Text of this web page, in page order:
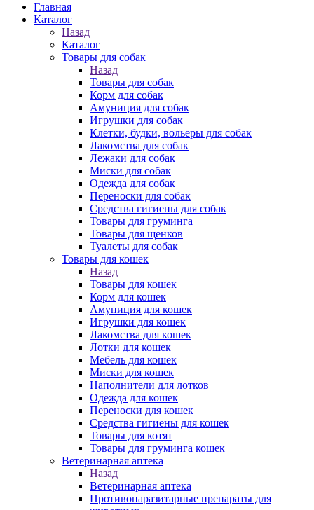
Главная
Каталог
Назад
Каталог
Товары для собак
Назад
Товары для собак
Корм для собак
Амуниция для собак
Игрушки для собак
Клетки, будки, вольеры для собак
Лакомства для собак
Лежаки для собак
Миски для собак
Одежда для собак
Переноски для собак
Средства гигиены для собак
Товары для груминга
Товары для щенков
Туалеты для собак
Товары для кошек
Назад
Товары для кошек
Корм для кошек
Амуниция для кошек
Игрушки для кошек
Лакомства для кошек
Лотки для кошек
Мебель для кошек
Миски для кошек
Наполнители для лотков
Одежда для кошек
Переноски для кошек
Средства гигиены для кошек
Товары для котят
Товары для груминга кошек
Ветеринарная аптека
Назад
Ветеринарная аптека
Противопаразитарные препараты для